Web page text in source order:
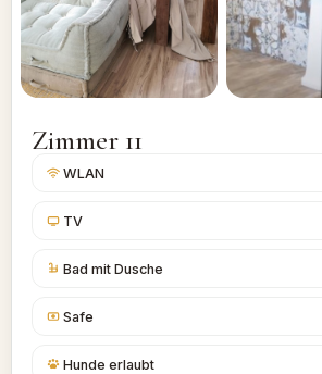
Zimmer 11
WLAN
TV
Bad mit Dusche
Safe
Hunde erlaubt